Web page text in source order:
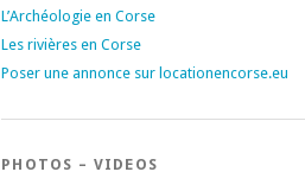
L’Archéologie en Corse
Les rivières en Corse
Poser une annonce sur locationencorse.eu
PHOTOS – VIDEOS